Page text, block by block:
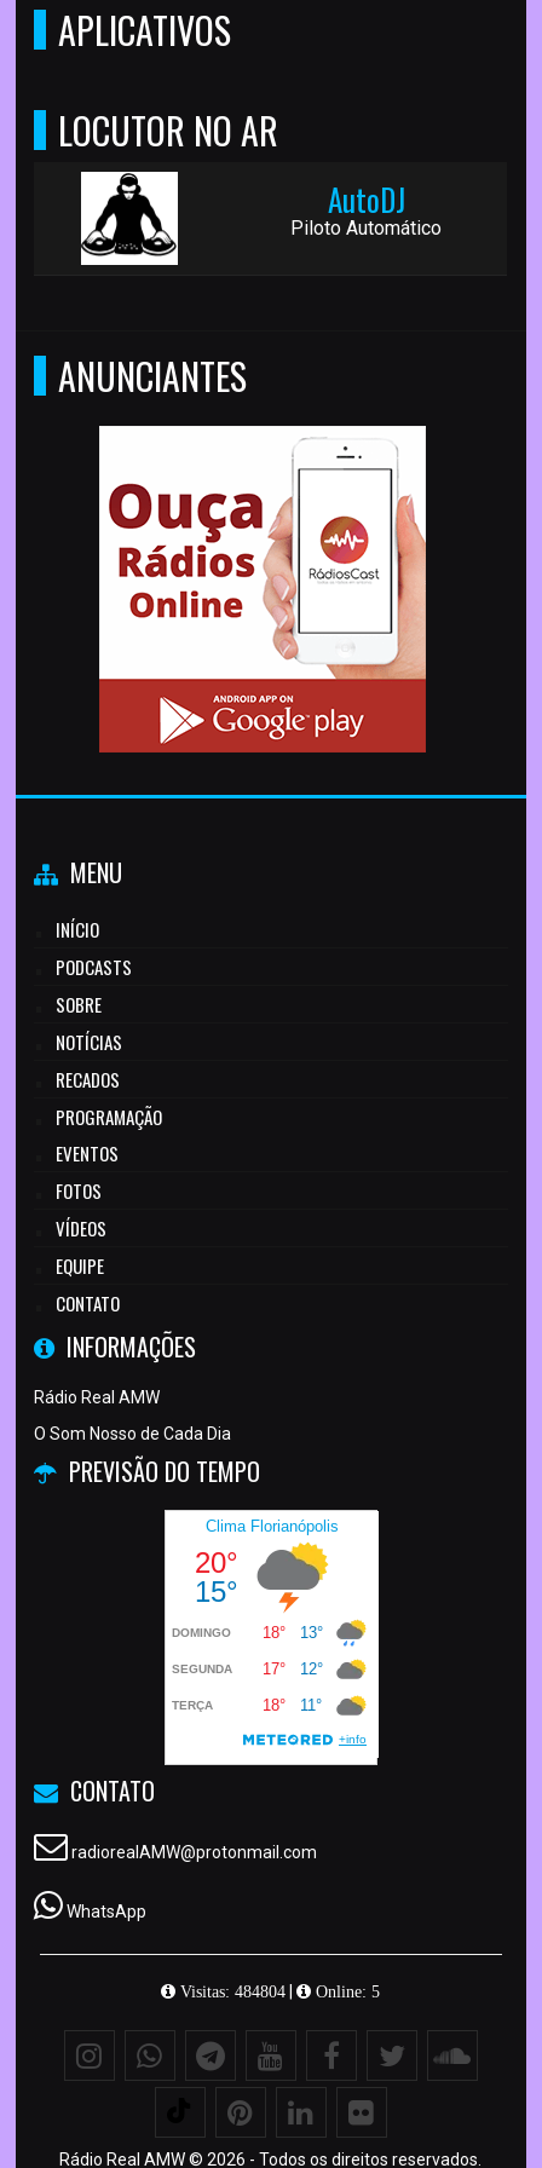
APLICATIVOS
LOCUTOR NO AR
AutoDJ
Piloto Automático
ANUNCIANTES
MENU
INÍCIO
PODCASTS
SOBRE
NOTÍCIAS
RECADOS
PROGRAMAÇÃO
EVENTOS
FOTOS
VÍDEOS
EQUIPE
CONTATO
INFORMAÇÕES
Rádio Real AMW
O Som Nosso de Cada Dia
PREVISÃO DO TEMPO
CONTATO
radiorealAMW@protonmail.com
WhatsApp
Visitas: 484804 | Online: 5
Rádio Real AMW © 2026 - Todos os direitos reservados.